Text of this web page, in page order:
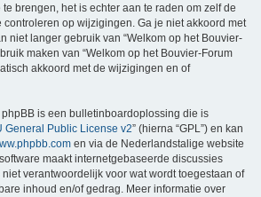
brengen, het is echter aan te raden om zelf de
op wijzigingen. Ga je niet akkoord met
niet langer gebruik van “Welkom op het Bouvier-
maken van “Welkom op het Bouvier-Forum
akkoord met de wijzigingen en of
is een bulletinboardoplossing die is
General Public License v2” (hierna “GPL”) en kan
en via de Nederlandstalige website
maakt internetgebaseerde discussies
verantwoordelijk voor wat wordt toegestaan of
inhoud en/of gedrag. Meer informatie over